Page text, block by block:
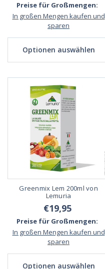
Preise für Großmengen:
In großen Mengen kaufen und
sparen
Optionen auswählen
Greenmix Lem 200ml von
Lemuria
€19,95
Preise für Großmengen:
In großen Mengen kaufen und
sparen
Optionen auswählen